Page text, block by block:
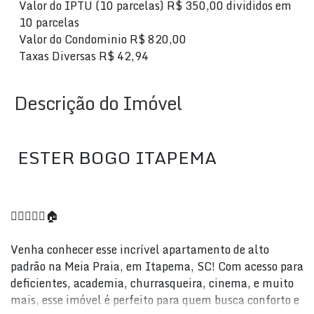
Valor do IPTU (10 parcelas) R$350,00 divididos em
10 parcelas
Valor do CondominioR$820,00
Taxas DiversasR$42,94
Descrição do Imóvel
ESTER BOGO ITAPEMA
🏋️‍♀️🥩🍔🎥🏠
Venha conhecer esse incrível apartamento de alto
padrão na Meia Praia, em Itapema, SC! Com acesso para
deficientes, academia, churrasqueira, cinema, e muito
mais, esse imóvel é perfeito para quem busca conforto e